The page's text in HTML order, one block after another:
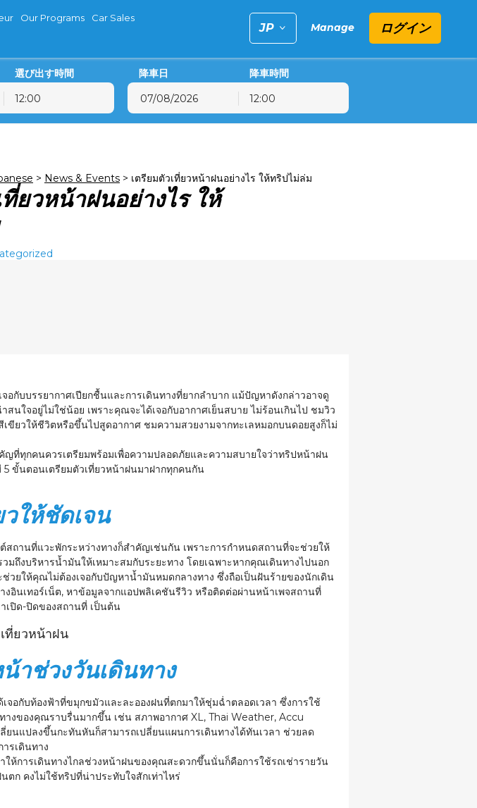
Our Programs
Car Sales
Manage ログイン
選び出す時間
12:00
降車日
3 4 5 6 7 8 9
10 11 12 13 14 15 16
31
降車時間
12:00
> News & Events > เตรียมตัวเที่ยวหน้าฝนอย่างไร ให้ทริปไม่ล่ม
ที่ยวหน้าฝนอย่างไร ให้
อกับบรรยากาศเปียกชื้นและการเดินทางที่ยากลำบาก แม้ปัญหาดังกล่าวอาจดู
ใจอยู่ไม่ใช่น้อย เพราะคุณจะได้เจอกับอากาศเย็นสบาย ไม่ร้อนเกินไป ชมวิว
ขียวให้ชีวิตหรือขึ้นไปสูดอากาศ ชมความสวยงามจากทะเลหมอกบนดอยสูงก็ไม่
ที่ทุกคนควรเตรียมพร้อมเพื่อความปลอดภัยและความสบายใจว่าทริปหน้าฝน
5 ขั้นตอนเตรียมตัวเที่ยวหน้าฝนมาฝากทุกคนกัน
ให้ชัดเจน
สถานที่แวะพักระหว่างทางก็สำคัญเช่นกัน เพราะการกำหนดสถานที่จะช่วยให้
วมถึงบริหารน้ำมันให้เหมาะสมกับระยะทาง โดยเฉพาะหากคุณเดินทางไปนอก
วยให้คุณไม่ต้องเจอกับปัญหาน้ำมันหมดกลางทาง ซึ่งถือเป็นฝันร้ายของนักเดิน
อินเทอร์เน็ต, หาข้อมูลจากแอปพลิเคชันรีวิว หรือติดต่อผ่านหน้าเพจสถานที่
เปิด-ปิดของสถานที่ เป็นต้น
าช่วงวันเดินทาง
จอกับท้องฟ้าที่ขมุกขมัวและละอองฝนที่ตกมาให้ชุ่มฉ่ำตลอดเวลา ซึ่งการใช้
างของคุณราบรื่นมากขึ้น เช่น สภาพอากาศ XL, Thai Weather, Accu
นแปลงขึ้นกะทันหันก็สามารถเปลี่ยนแผนการเดินทางได้ทันเวลา ช่วยลด
รเดินทาง
ห้การเดินทางไกลช่วงหน้าฝนของคุณสะดวกขึ้นนั่นก็คือการใช้รถเช่ารายวัน
ก คงไม่ใช้ทริปที่น่าประทับใจสักเท่าไหร่